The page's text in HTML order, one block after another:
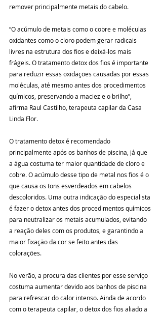
remover principalmente metais do cabelo.
“O acúmulo de metais como o cobre e moléculas
oxidantes como o cloro podem gerar radicais
livres na estrutura dos fios e deixá-los mais
frágeis. O tratamento detox dos fios é importante
para reduzir essas oxidações causadas por essas
moléculas, até mesmo antes dos procedimentos
químicos, preservando a maciez e o brilho”,
afirma Raul Castilho, terapeuta capilar da Casa
Linda Flor.
O tratamento detox é recomendado
principalmente após os banhos de piscina, já que
a água costuma ter maior quantidade de cloro e
cobre. O acúmulo desse tipo de metal nos fios é o
que causa os tons esverdeados em cabelos
descoloridos. Uma outra indicação do especialista
é fazer o detox antes dos procedimentos químicos
para neutralizar os metais acumulados, evitando
a reação deles com os produtos, e garantindo a
maior fixação da cor se feito antes das
colorações.
No verão, a procura das clientes por esse serviço
costuma aumentar devido aos banhos de piscina
para refrescar do calor intenso. Ainda de acordo
com o terapeuta capilar, o detox dos fios aliado a